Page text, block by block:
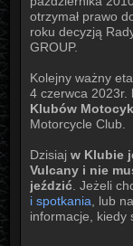
otrzymał prawo
roku decyzją
GROUP.
Kolejny ważny
4 czerwca 2023r.
Klubów
Motorcycle Club.
Dzisiaj w Klubie
Vulcany i nie
jeździć. Jeżeli
i spotkania , lub
informacje, kiedy